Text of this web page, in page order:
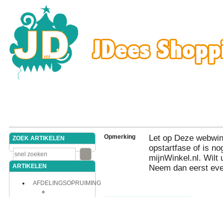
ZOEK ARTIKELEN
ARTIKELEN
AFDELINGSOPRUIMING
Opmerking
Let op Deze
opstartfase of is
mijnWinkel.nl. Wilt
Neem dan eerst